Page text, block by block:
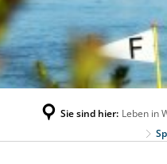
Sie sind hier: Leben in